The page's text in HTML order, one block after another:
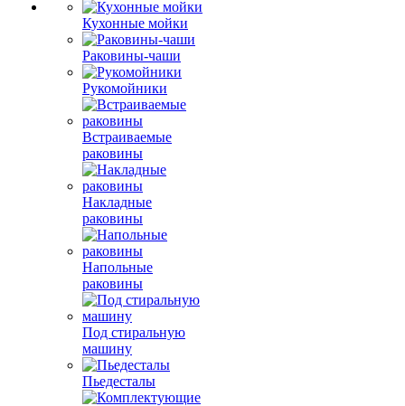
Кухонные мойки
Раковины-чаши
Рукомойники
Встраиваемые
раковины
Накладные
раковины
Напольные
раковины
Под стиральную
машину
Пьедесталы